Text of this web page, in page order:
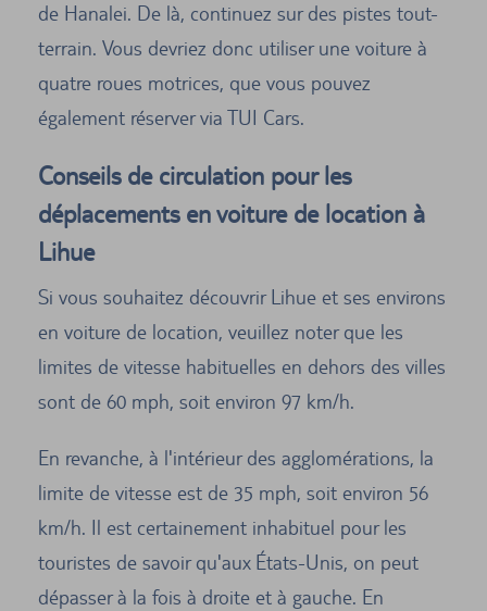
de Hanalei. De là, continuez sur des pistes tout-
terrain. Vous devriez donc utiliser une voiture à
quatre roues motrices, que vous pouvez
également réserver via TUI Cars.
Conseils de circulation pour les
déplacements en voiture de location à
Lihue
Si vous souhaitez découvrir Lihue et ses environs
en voiture de location, veuillez noter que les
limites de vitesse habituelles en dehors des villes
sont de 60 mph, soit environ 97 km/h.
En revanche, à l'intérieur des agglomérations, la
limite de vitesse est de 35 mph, soit environ 56
km/h. Il est certainement inhabituel pour les
touristes de savoir qu'aux États-Unis, on peut
dépasser à la fois à droite et à gauche. En